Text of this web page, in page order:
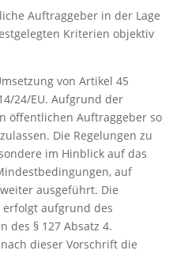
Auftraggeber in der Lage
Kriterien objektiv
von Artikel 45
24/EU. Aufgrund der
öffentlichen Auftraggeber so
Die Regelungen zu
im Hinblick auf das
auf
ausgeführt. Die
erfolgt aufgrund des
des § 127 Absatz 4.
dieser Vorschrift die